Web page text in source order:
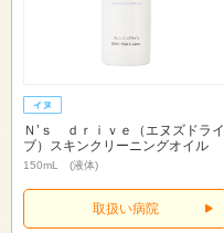
Ｎ’ｓ ｄｒｉｖｅ（エヌズドライ
ブ）スキンクリーニングオイル
150mL (液体)
取扱い病院